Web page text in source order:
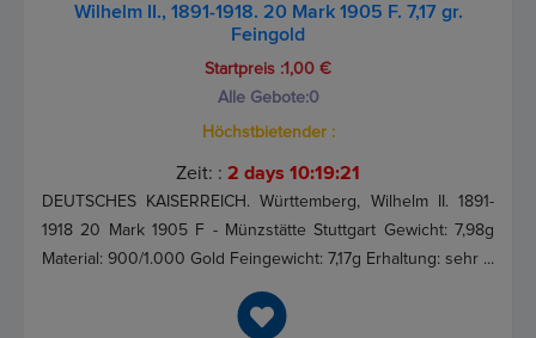
Wilhelm II., 1891-1918. 20 Mark 1905 F. 7,17 gr.
Feingold
Startpreis :1,00 €
Alle Gebote:0
Höchstbietender :
Zeit: : 2 days 10:19:21
DEUTSCHES KAISERREICH. Württemberg, Wilhelm II. 1891-
1918 20 Mark 1905 F - Münzstätte Stuttgart Gewicht: 7,98g
Material: 900/1.000 Gold Feingewicht: 7,17g Erhaltung: sehr ...